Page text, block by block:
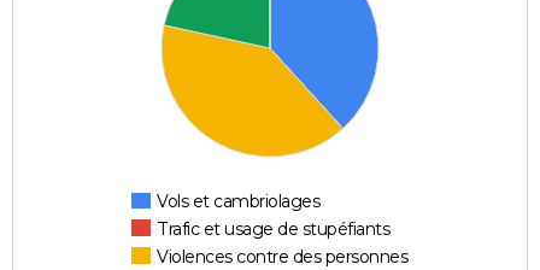
Vols et cambriolages
Trafic et usage de stupéfiants
Violences contre des personnes